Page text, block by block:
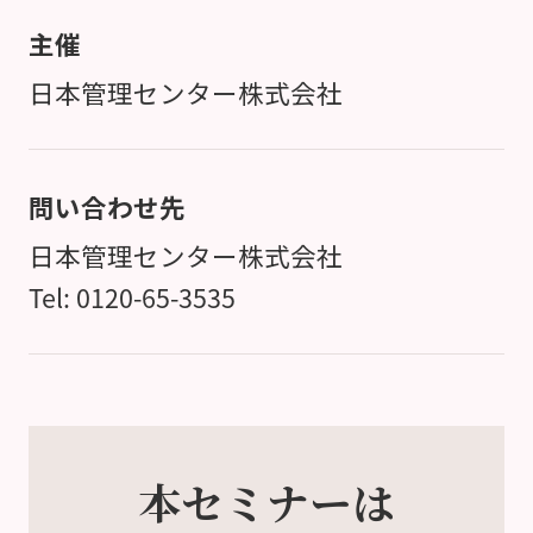
主催
日本管理センター株式会社
問い合わせ先
日本管理センター株式会社
Tel: 0120-65-3535
本セミナーは